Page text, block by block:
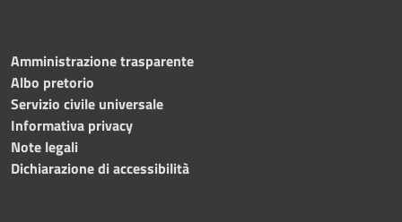
Amministrazione trasparente
Albo pretorio
Servizio civile universale
Informativa privacy
Note legali
Dichiarazione di accessibilità